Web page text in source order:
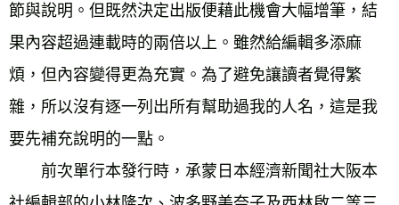
節與說明。但既然決定出版便藉此機會大幅增筆，結
果內容超過連載時的兩倍以上。雖然給編輯多添麻
煩，但內容變得更為充實。為了避免讓讀者覺得繁
雜，所以沒有逐一列出所有幫助過我的人名，這是我
要先補充說明的一點。
前次單行本發行時，承蒙日本經濟新聞社大阪本